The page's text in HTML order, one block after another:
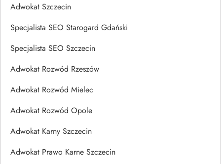
Adwokat Szczecin
Specjalista SEO Starogard Gdański
Specjalista SEO Szczecin
Adwokat Rozwód Rzeszów
Adwokat Rozwód Mielec
Adwokat Rozwód Opole
Adwokat Karny Szczecin
Adwokat Prawo Karne Szczecin